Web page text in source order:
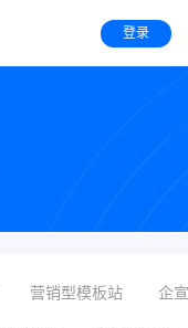
登录
营销型模板站 企